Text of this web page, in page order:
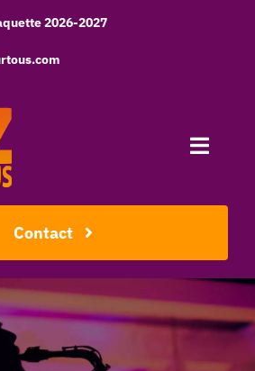
2026-2027
Toggle
Contact